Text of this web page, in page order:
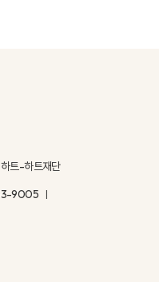
트-하트재단
9005